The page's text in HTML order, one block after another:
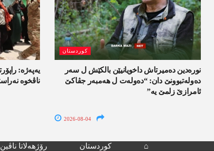
یەپەژە:
ناڤخوە
کوردستان
نورەدین دەمیرتاش داخویانیێن بالکێش ل سەر
دەولەتبوونێ دان: “دەولەت ل ھەمبەر جڤاکێ
ئامرازێ زلمێ یە”
2026-08-04
رۆژھەلاتا ناڤین کوردستان ⌂